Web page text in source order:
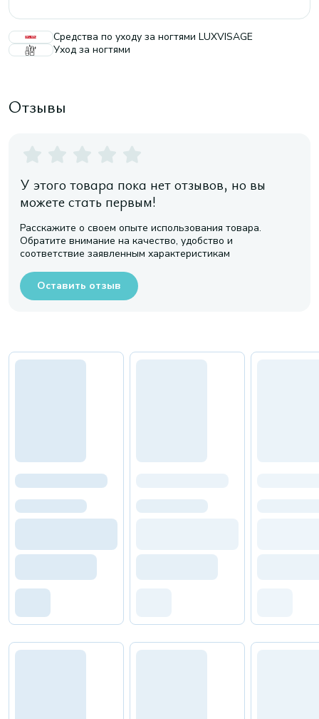
Средства по уходу за ногтями LUXVISAGE
Уход за ногтями
Отзывы
У этого товара пока нет отзывов, но вы
можете стать первым!
Расскажите о своем опыте использования товара.
Обратите внимание на качество, удобство и
соответствие заявленным характеристикам
Оставить отзыв